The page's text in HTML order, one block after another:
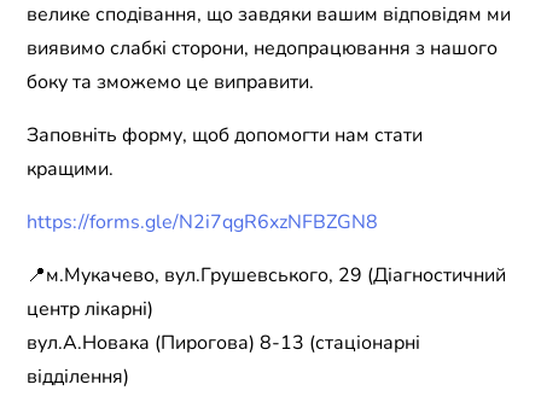
велике сподівання, що завдяки вашим відповідям ми
виявимо слабкі сторони, недопрацювання з нашого
боку та зможемо це виправити.
Заповніть форму, щоб допомогти нам стати
кращими.
https://forms.gle/N2i7qgR6xzNFBZGN8
📍м.Мукачево, вул.Грушевського, 29 (Діагностичний
центр лікарні)
вул.А.Новака (Пирогова) 8-13 (стаціонарні
відділення)